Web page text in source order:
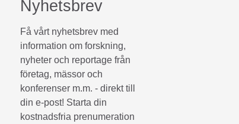
Nyhetsbrev
Få vårt nyhetsbrev med
information om forskning,
nyheter och reportage från
företag, mässor och
konferenser m.m. - direkt till
din e-post! Starta din
kostnadsfria prenumeration